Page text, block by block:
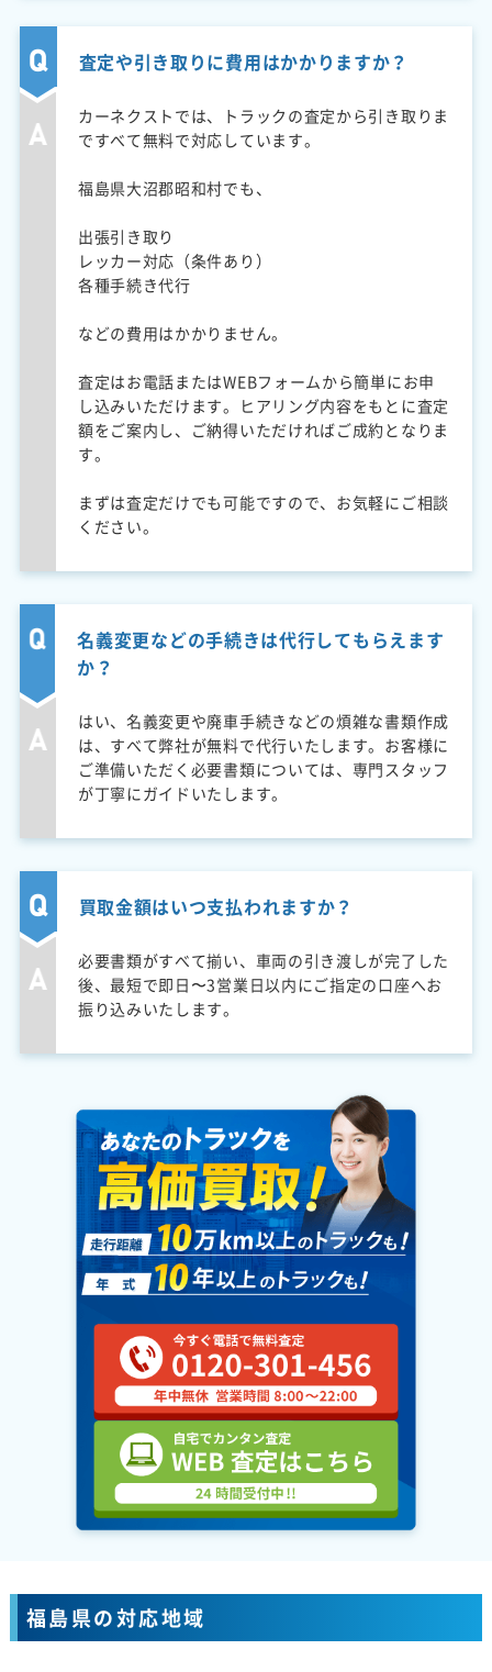
査定や引き取りに費用はかかりますか？
カーネクストでは、トラックの査定から引き取りま
ですべて無料で対応しています。
福島県大沼郡昭和村でも、
出張引き取り
レッカー対応（条件あり）
各種手続き代行
などの費用はかかりません。
査定はお電話またはWEBフォームから簡単にお申
し込みいただけます。ヒアリング内容をもとに査定
額をご案内し、ご納得いただければご成約となりま
す。
まずは査定だけでも可能ですので、お気軽にご相談
ください。
名義変更などの手続きは代行してもらえます
か？
はい、名義変更や廃車手続きなどの煩雑な書類作成
は、すべて弊社が無料で代行いたします。お客様に
ご準備いただく必要書類については、専門スタッフ
が丁寧にガイドいたします。
買取金額はいつ支払われますか？
必要書類がすべて揃い、車両の引き渡しが完了した
後、最短で即日〜3営業日以内にご指定の口座へお
振り込みいたします。
福島県の対応地域